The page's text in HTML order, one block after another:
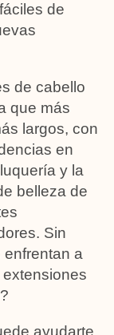
de
de cabello
que más
largos, con
en
y la
belleza de
Sin
a
ayudarte